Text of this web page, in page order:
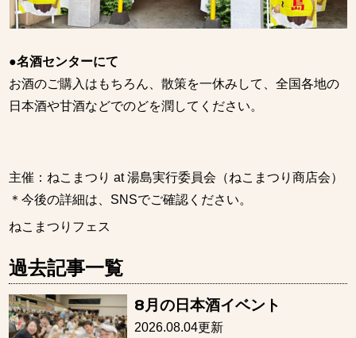
●名酒センターにて
お酒のご購入はもちろん、散策を一休みして、全国各地の
日本酒や甘酒などでのどを潤してください。
主催：ねこまつり at 湯島実行委員会（ねこまつり商店会）
＊今後の詳細は、SNSでご確認ください。
ねこまつりフェス
過去記事一覧
8月の日本酒イベント
2026.08.04更新